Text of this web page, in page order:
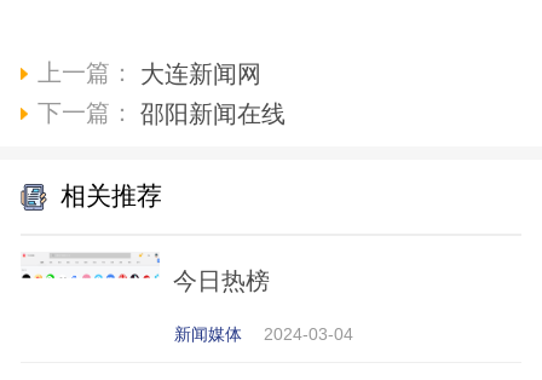
上一篇：
大连新闻网
下一篇：
邵阳新闻在线
相关推荐
今日热榜
新闻媒体 2024-03-04